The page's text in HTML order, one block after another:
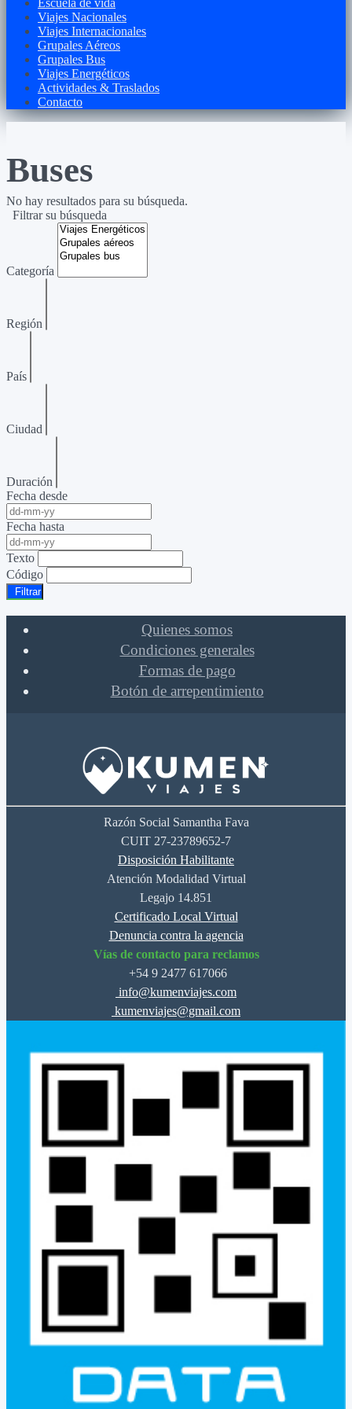
Escuela de vida
Viajes Nacionales
Viajes Internacionales
Grupales Aéreos
Grupales Bus
Viajes Energéticos
Actividades & Traslados
Contacto
Buses
No hay resultados para su búsqueda.
Filtrar su búsqueda
Categoría
Región
País
Ciudad
Duración
Fecha desde
Fecha hasta
Texto
Código
Filtrar
Quienes somos
Condiciones generales
Formas de pago
Botón de arrepentimiento
Razón Social Samantha Fava
CUIT 27-23789652-7
Disposición Habilitante
Atención Modalidad Virtual
Legajo 14.851
Certificado Local Virtual
Denuncia contra la agencia
Vías de contacto para reclamos
+54 9 2477 617066
info@kumenviajes.com
kumenviajes@gmail.com